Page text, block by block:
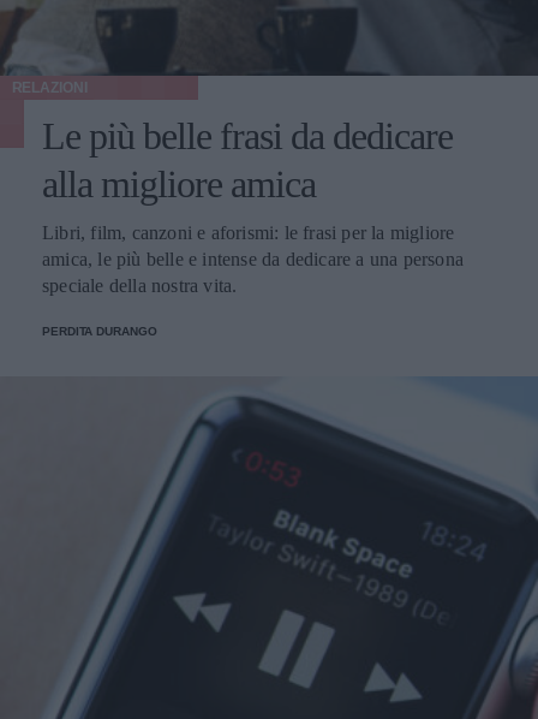
RELAZIONI
Le più belle frasi da dedicare
alla migliore amica
Libri, film, canzoni e aforismi: le frasi per la migliore
amica, le più belle e intense da dedicare a una persona
speciale della nostra vita.
PERDITA DURANGO